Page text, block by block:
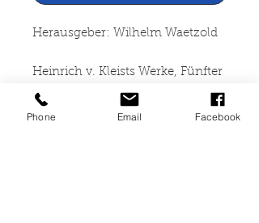
Herausgeber: Wilhelm Waetzold
Heinrich v. Kleists Werke, Fünfter
Teil - Vermischte Aufsätze
Phone Email Facebook